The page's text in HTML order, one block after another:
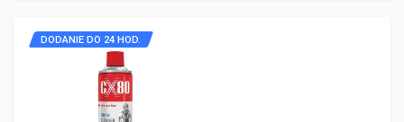
DODANIE DO 24 HOD.